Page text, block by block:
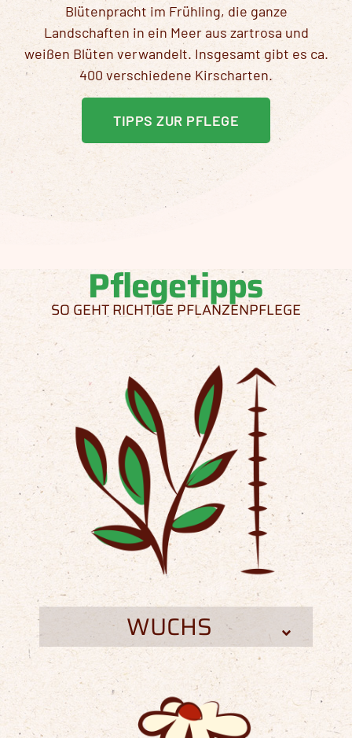
Blütenpracht im Frühling, die ganze
Landschaften in ein Meer aus zartrosa und
weißen Blüten verwandelt. Insgesamt gibt es ca.
400 verschiedene Kirscharten.
TIPPS ZUR PFLEGE
Pflegetipps
SO GEHT RICHTIGE PFLANZENPFLEGE
WUCHS